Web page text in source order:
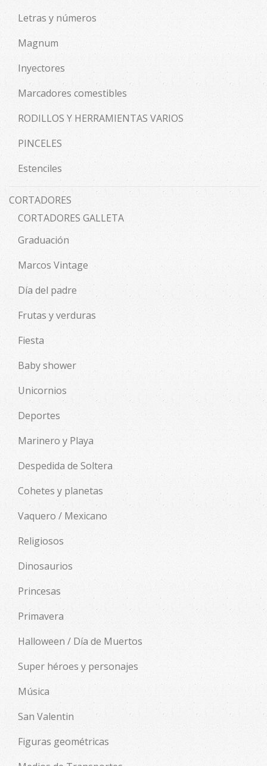
Letras y números
Magnum
Inyectores
Marcadores comestibles
RODILLOS Y HERRAMIENTAS VARIOS
PINCELES
Estenciles
CORTADORES
CORTADORES GALLETA
Graduación
Marcos Vintage
Día del padre
Frutas y verduras
Fiesta
Baby shower
Unicornios
Deportes
Marinero y Playa
Despedida de Soltera
Cohetes y planetas
Vaquero / Mexicano
Religiosos
Dinosaurios
Princesas
Primavera
Halloween / Día de Muertos
Super héroes y personajes
Música
San Valentin
Figuras geométricas